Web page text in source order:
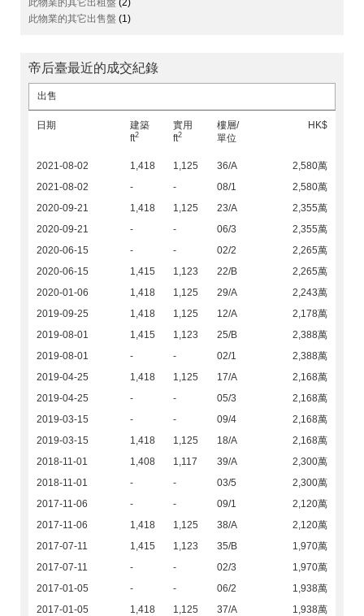
此物業的其它出售盤 (1)
帝后臺最近的成交紀錄
出售
日期
建築
ft2
實用
ft2
樓層/
單位
HK$
2021-08-02 1,418 1,125 36/A
2,580萬
2021-08-02
- - 08/1
2,580萬
2020-09-21
1,418 1,125 23/A
2,355萬
2020-09-21
- - 06/3
2,355萬
2020-06-15
- - 02/2
2,265萬
2020-06-15
1,415 1,123 22/B
2,265萬
2020-01-06
1,418 1,125 29/A
2,243萬
2019-09-25
1,418 1,125 12/A
2,178萬
2019-08-01
1,415 1,123 25/B
2,388萬
2019-08-01
- - 02/1
2,388萬
2019-04-25
1,418 1,125 17/A
2,168萬
2019-04-25
- - 05/3
2,168萬
2019-03-15
- - 09/4
2,168萬
2019-03-15
1,418 1,125 18/A
2,168萬
2018-11-01
1,408 1,117 39/A
2,300萬
2018-11-01
- - 03/5
2,300萬
2017-11-06
- - 09/1
2,120萬
2017-11-06
1,418 1,125 38/A
2,120萬
2017-07-11
1,415 1,123 35/B
1,970萬
2017-07-11
- - 02/3
1,970萬
2017-01-05
- - 06/2
1,938萬
2017-01-05
1,418 1,125 37/A
1,938萬